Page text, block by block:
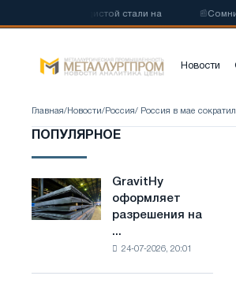
стали на
Новости
Главная/ Новости/ Россия/ Россия в мае
ПОПУЛЯРНОЕ
GravitHy
оформляет
разрешения
строительство
GravitHy
оформляет
разрешения на
...
24-07-2026, 20:01